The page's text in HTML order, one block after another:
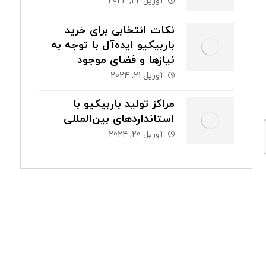
نکات انتخابی برای خرید
باربیکیو ایده‌آل با توجه به
نیازها و فضای موجود
آوریل 21, 2024
مراکز تولید باربیکیو با
استانداردهای بین‌المللی
آوریل 20, 2024